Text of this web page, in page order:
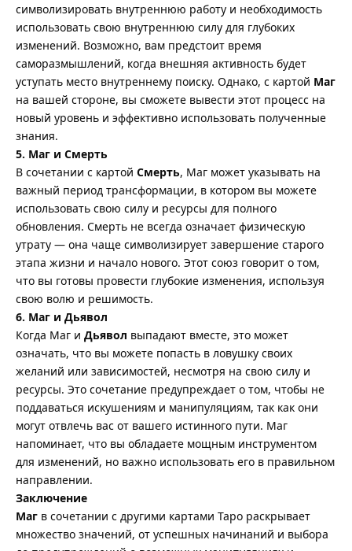
символизировать внутреннюю работу и необходимость
использовать свою внутреннюю силу для глубоких
изменений. Возможно, вам предстоит время
саморазмышлений, когда внешняя активность будет
уступать место внутреннему поиску. Однако, с картой Маг
на вашей стороне, вы сможете вывести этот процесс на
новый уровень и эффективно использовать полученные
знания.
5. Маг и Смерть
В сочетании с картой Смерть, Маг может указывать на
важный период трансформации, в котором вы можете
использовать свою силу и ресурсы для полного
обновления. Смерть не всегда означает физическую
утрату — она чаще символизирует завершение старого
этапа жизни и начало нового. Этот союз говорит о том,
что вы готовы провести глубокие изменения, используя
свою волю и решимость.
6. Маг и Дьявол
Когда Маг и Дьявол выпадают вместе, это может
означать, что вы можете попасть в ловушку своих
желаний или зависимостей, несмотря на свою силу и
ресурсы. Это сочетание предупреждает о том, чтобы не
поддаваться искушениям и манипуляциям, так как они
могут отвлечь вас от вашего истинного пути. Маг
напоминает, что вы обладаете мощным инструментом
для изменений, но важно использовать его в правильном
направлении.
Заключение
Маг в сочетании с другими картами Таро раскрывает
множество значений, от успешных начинаний и выбора